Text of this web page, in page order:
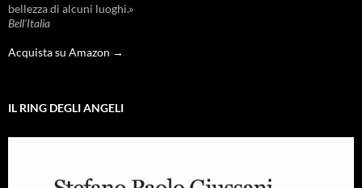
bellezza di alcuni luoghi.»
Bell'Italia
Acquista su Amazon →
IL RING DEGLI ANGELI